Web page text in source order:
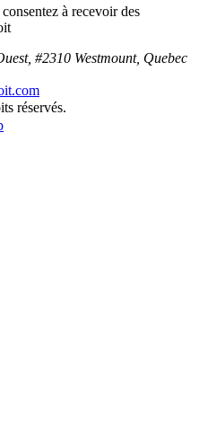
à recevoir des
#2310 Westmount, Quebec
réservés.